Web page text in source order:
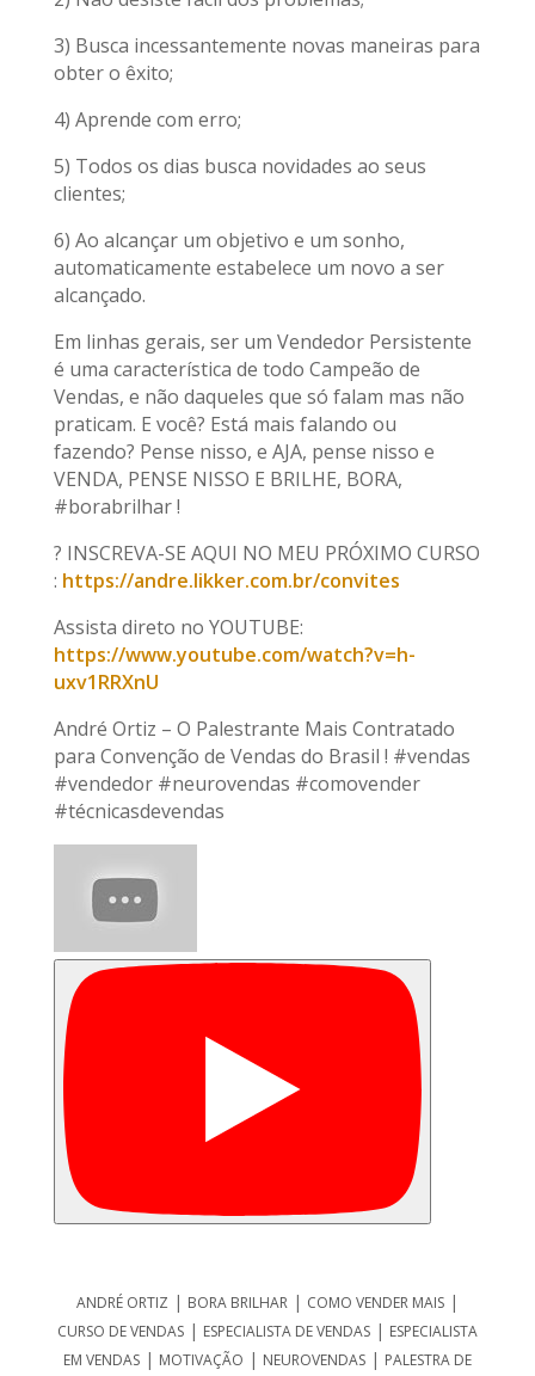
3) Busca incessantemente novas maneiras para
obter o êxito;
4) Aprende com erro;
5) Todos os dias busca novidades ao seus
clientes;
6) Ao alcançar um objetivo e um sonho,
automaticamente estabelece um novo a ser
alcançado.
Em linhas gerais, ser um Vendedor Persistente
é uma característica de todo Campeão de
Vendas, e não daqueles que só falam mas não
praticam. E você? Está mais falando ou
fazendo? Pense nisso, e AJA, pense nisso e
VENDA, PENSE NISSO E BRILHE, BORA,
#borabrilhar !
? INSCREVA-SE AQUI NO MEU PRÓXIMO CURSO
: https://andre.likker.com.br/convites
Assista direto no YOUTUBE:
https://www.youtube.com/watch?v=h-
uxv1RRXnU
André Ortiz – O Palestrante Mais Contratado
para Convenção de Vendas do Brasil ! #vendas
#vendedor #neurovendas #comovender
#técnicasdevendas
ANDRÉ ORTIZ | BORA BRILHAR| COMO VENDER MAIS|
CURSO DE VENDAS| ESPECIALISTA DE VENDAS| ESPECIALISTA
EM VENDAS| MOTIVAÇÃO | NEUROVENDAS| PALESTRA DE